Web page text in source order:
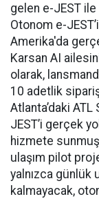
gelen e-JEST
Otonom e-
Amerika'da
Karsan AI
olarak,
10 adetlik
Atlanta’daki
JEST’i gerçek
hizmete
ulaşım pilot
yalnızca günlük
kalmayacak,